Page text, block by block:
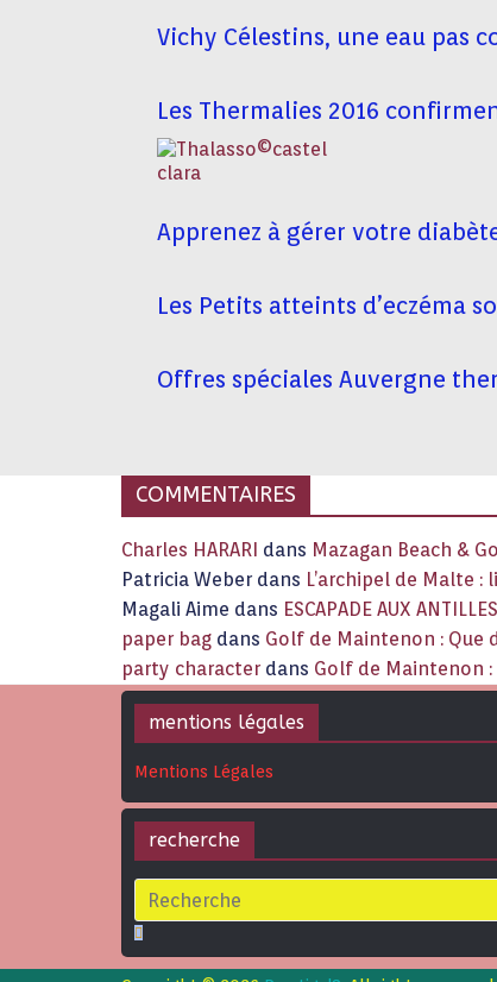
Vichy Célestins, une eau pas
Les Thermalies 2016
Apprenez à gérer votre
Les Petits atteints d’eczéma
Offres spéciales Auvergne
COMMENTAIRES
Charles HARARI dans Mazagan Beach &
Patricia Weber dans L’archipel de Malte :
Magali Aime dans ESCAPADE AUX
paper bag dans Golf de Maintenon : Que
party character dans Golf de Maintenon :
mentions légales
Mentions Légales
recherche